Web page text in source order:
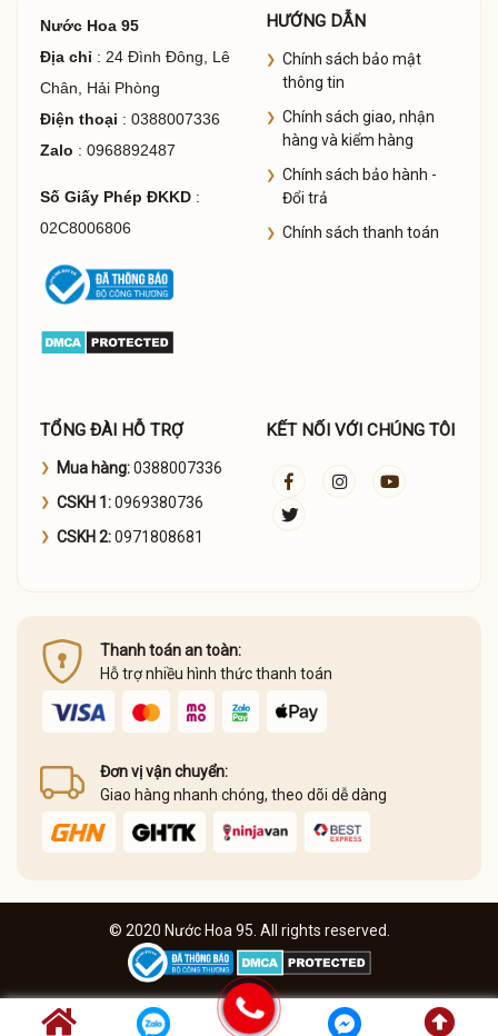
Nước Hoa 95
Địa chỉ : 24 Đình Đông, Lê
Chân, Hải Phòng
Điện thoại : 0388007336
Zalo : 0968892487
Số Giấy Phép ĐKKD:
02C8006806
HƯỚNG DẪN
Chính sách bảo mật
thông tin
Chính sách giao, nhận
hàng và kiểm hàng
Chính sách bảo hành -
Đổi trả
Chính sách thanh toán
TỔNG ĐÀI HỖ TRỢ
Mua hàng:0388007336
CSKH 1:0969380736
CSKH 2:0971808681
KẾT NỐI VỚI CHÚNG TÔI
Thanh toán an toàn:
Hỗ trợ nhiều hình thức thanh toán
Đơn vị vận chuyển:
Giao hàng nhanh chóng, theo dõi dễ dàng
© 2020 Nước Hoa 95. All rights reserved.